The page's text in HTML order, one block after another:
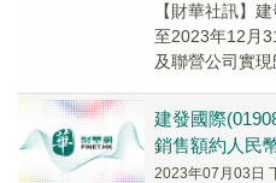
【財華社訊】
至2023年12月
及聯營公司實現
建發國際
銷售額約人民
2023年07月03日